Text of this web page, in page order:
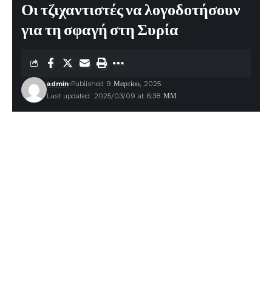
Οι τζιχαντιστές να λογοδοτήσουν
για τη σφαγή στη Συρία
Last updated: 2025/03/09 at 6:38 ΜΜ
admin Published 9 Μαρτίου, 2025